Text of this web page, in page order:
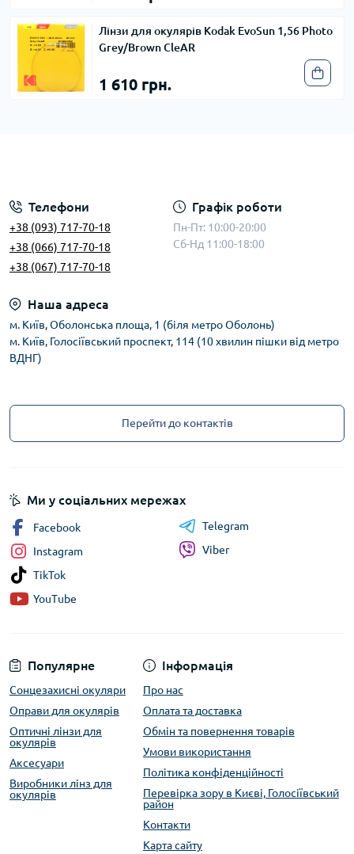
Лінзи для окулярів Kodak EvoSun 1,56 Photo
Grey/Brown CleAR
1 610 грн.
Телефони
+38 (093) 717-70-18
+38 (066) 717-70-18
+38 (067) 717-70-18
Графік роботи
Пн-Пт: 10:00-20:00
Сб-Нд 11:00-18:00
Наша адреса
м. Київ, Оболонська площа, 1 (біля метро Оболонь)
м. Київ, Голосіївський проспект, 114 (10 хвилин пішки від метро
ВДНГ)
Перейти до контактів
Популярне
Сонцезахисні окуляри
Оправи для окулярів
Оптичні лінзи для
окулярів
Аксесуари
Виробники лінз для
окулярів
Інформація
Про нас
Оплата та доставка
Обмін та повернення товарів
Умови використання
Політика конфіденційності
Перевірка зору в Києві, Голосіївський
район
Контакти
Карта сайту
Ми у соціальних мережах
Facebook
Instagram
TikTok
YouTube
Telegram
Viber